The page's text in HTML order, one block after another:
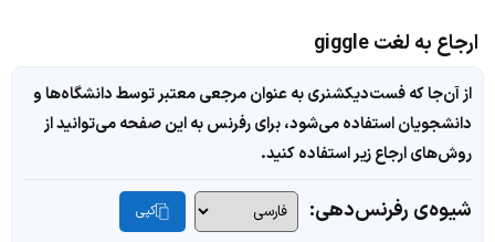
ارجاع به لغت giggle
از آن‌جا که فست‌دیکشنری به عنوان مرجعی معتبر توسط دانشگاه‌ها و
دانشجویان استفاده می‌شود، برای رفرنس به این صفحه می‌توانید از
روش‌های ارجاع زیر استفاده کنید.
شیوه‌ی رفرنس‌دهی: کپی